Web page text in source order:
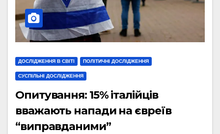
ДОСЛІДЖЕННЯ В СВІТІ ПОЛІТИЧНІ ДОСЛІДЖЕННЯ
СУСПІЛЬНІ ДОСЛІДЖЕННЯ
Опитування: 15% італійців
вважають напади на євреїв
“виправданими”